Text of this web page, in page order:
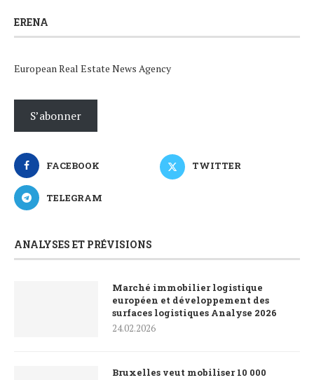
ERENA
European Real Estate News Agency
S’abonner
FACEBOOK TWITTER
TELEGRAM
ANALYSES ET PRÉVISIONS
Marché immobilier logistique
européen et développement des
surfaces logistiques Analyse 2026
24.02.2026
Bruxelles veut mobiliser 10 000